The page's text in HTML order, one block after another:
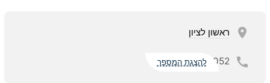
ראשון לציון
052 להצגת המספר